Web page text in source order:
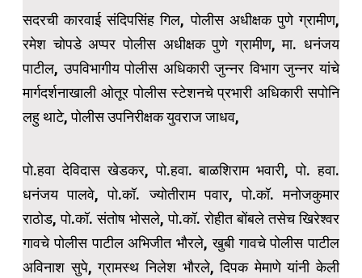
सदरची कारवाई संदिपसिंह गिल, पोलीस अधीक्षक पुणे ग्रामीण,
रमेश चोपडे अप्पर पोलीस अधीक्षक पुणे ग्रामीण, मा. धनंजय
पाटील, उपविभागीय पोलीस अधिकारी जुन्नर विभाग जुन्नर यांचे
मार्गदर्शनाखाली ओतूर पोलीस स्टेशनचे प्रभारी अधिकारी सपोनि
लहु थाटे, पोलीस उपनिरीक्षक युवराज जाधव,
पो.हवा देविदास खेडकर, पो.हवा. बाळशिराम भवारी, पो. हवा.
धनंजय पालवे, पो.कॉ. ज्योतीराम पवार, पो.कॉ. मनोजकुमार
राठोड, पो.कॉ. संतोष भोसले, पो.कॉ. रोहीत बोंबले तसेच खिरेश्वर
गावचे पोलीस पाटील अभिजीत भौरले, खुबी गावचे पोलीस पाटील
अविनाश सुपे, ग्रामस्थ निलेश भौरले, दिपक मेमाणे यांनी केली